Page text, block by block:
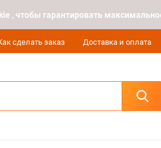
, чтобы гарантировать
сделать заказ Доставка и оплата